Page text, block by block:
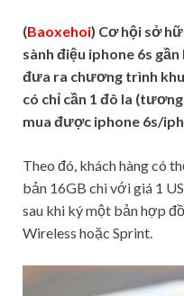
(Baoxehoi) Cơ hội sở
sành điệu iphone 6s
đưa ra chương trình
có chỉ cần 1 đô la
mua được iphone 6s/
Theo đó, khách hàng có
bản 16GB chi với giá 1
sau khi ký một bản hợp
Wireless hoặc Sprint.